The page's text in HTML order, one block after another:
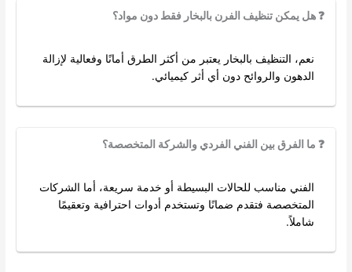
❓ هل يمكن تنظيف الفرن بالبخار فقط دون مواد؟
نعم، التنظيف بالبخار يعتبر من أكثر الطرق أمانًا وفعالية لإزالة
الدهون والروائح دون أي أثر كيميائي.
❓ ما الفرق بين الفني الفردي والشركة المتخصصة؟
الفني مناسب للحالات البسيطة أو خدمة سريعة، أما الشركات
المتخصصة فتقدم ضمانًا وتستخدم أدوات احترافية وتعقيمًا
شاملاً.